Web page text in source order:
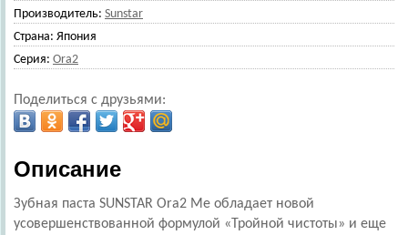
Производитель: Sunstar
Страна: Япония
Серия: Ora2
Поделиться с друзьями:
Описание
Зубная паста SUNSTAR Ora2 Me обладает новой
усовершенствованной формулой «Тройной чистоты» и еще